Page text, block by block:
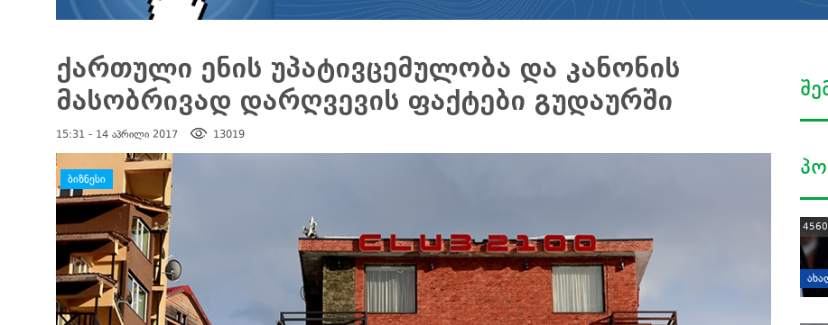
ქართული ენის უპატივცემულობა და კანონის
მასობრივად დარღვევის ფაქტები გუდაურში
15:31 - 14 აპრილი 2017 13019
ᲑᲘᲖᲜᲔᲡᲘ